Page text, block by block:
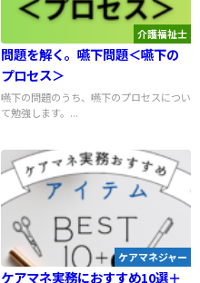
介護福祉士
問題を解く。嚥下問題＜嚥下の
プロセス＞
嚥下の問題のうち、嚥下のプロセスについ
て勉強します。...
ケアマネジャー
ケアマネ実務におすすめ10選＋